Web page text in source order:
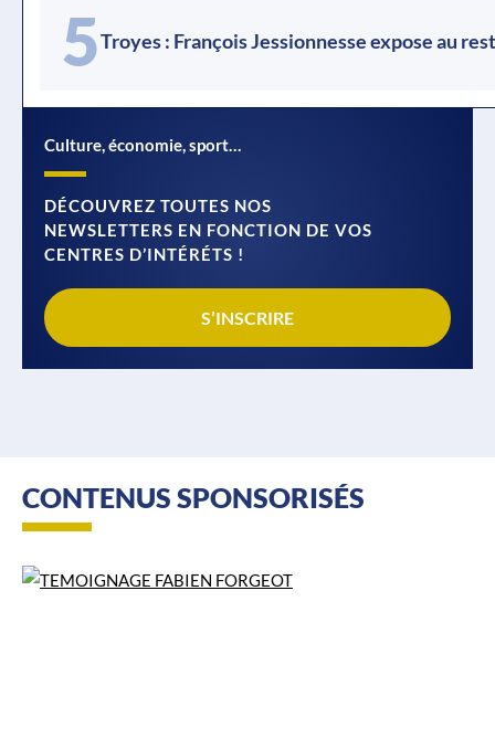
5Troyes : François Jessionnesse expose au
Culture, économie, sport…
DÉCOUVREZ TOUTES NOS
NEWSLETTERS EN FONCTION DE VOS
CENTRES D’INTÉRÉTS !
S’INSCRIRE
CONTENUS SPONSORISÉS